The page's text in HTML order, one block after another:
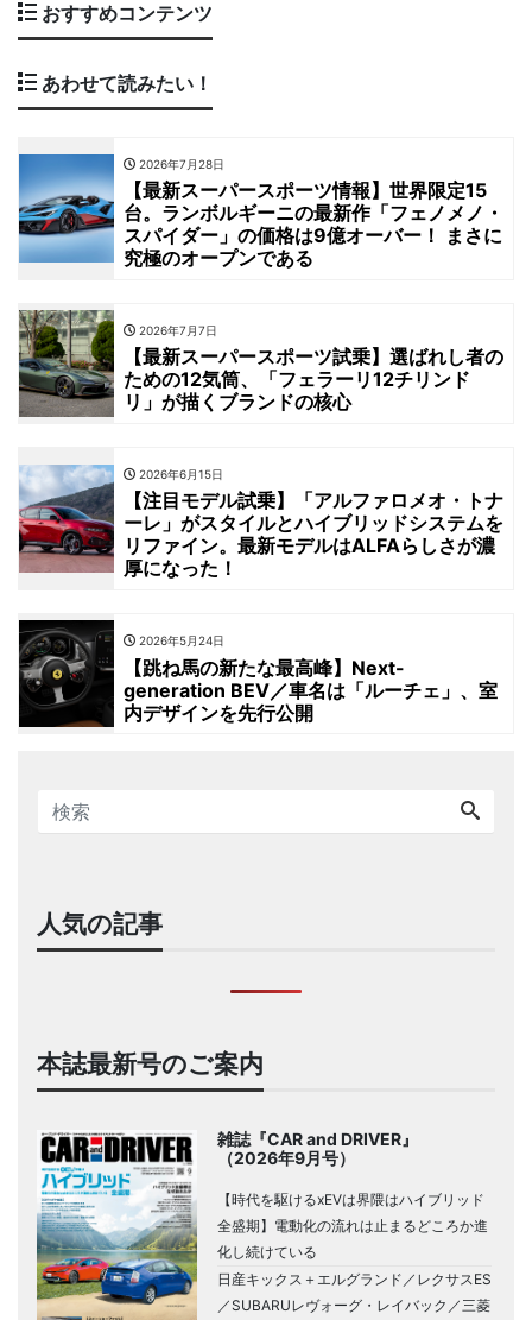
おすすめコンテンツ
あわせて読みたい！
2026年7月28日
【最新スーパースポーツ情報】世界限定15
台。ランボルギーニの最新作「フェノメノ・
スパイダー」の価格は9億オーバー！ まさに
究極のオープンである
2026年7月7日
【最新スーパースポーツ試乗】選ばれし者の
ための12気筒、「フェラーリ12チリンド
リ」が描くブランドの核心
2026年6月15日
【注目モデル試乗】「アルファロメオ・トナ
ーレ」がスタイルとハイブリッドシステムを
リファイン。最新モデルはALFAらしさが濃
厚になった！
2026年5月24日
【跳ね馬の新たな最高峰】Next-
generation BEV／車名は「ルーチェ」、室
内デザインを先行公開
人気の記事
本誌最新号のご案内
雑誌『CAR and DRIVER』
（2026年9月号）
【時代を駆けるxEVは界隈はハイブリッド
全盛期】電動化の流れは止まるどころか進
化し続けている
日産キックス＋エルグランド／レクサスES
／SUBARUレヴォーグ・レイバック／三菱